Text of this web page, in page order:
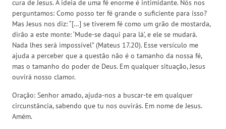
cura de Jesus. A ideia de uma fé enorme é intimidante. Nós nos
perguntamos: Como posso ter fé grande o suficiente para isso?
Mas Jesus nos diz: “[…] se tiverem fé como um grão de mostarda,
dirão a este monte: ‘Mude-se daqui para lá’, e ele se mudará.
Nada lhes será impossível” (Mateus 17.20). Esse versículo me
ajuda a perceber que a questão não é o tamanho da nossa fé,
mas o tamanho do poder de Deus. Em qualquer situação, Jesus
ouvirá nosso clamor.
Oração: Senhor amado, ajuda-nos a buscar-te em qualquer
circunstância, sabendo que tu nos ouvirás. Em nome de Jesus.
Amém.